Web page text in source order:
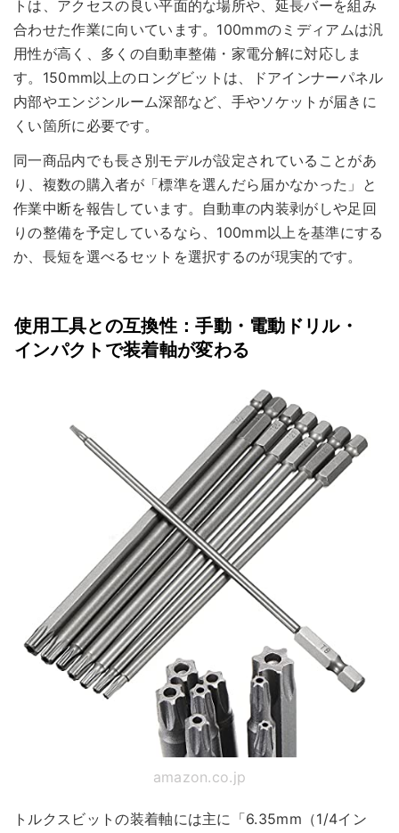
トは、アクセスの良い平面的な場所や、延長バーを組み
合わせた作業に向いています。100mmのミディアムは汎
用性が高く、多くの自動車整備・家電分解に対応しま
す。150mm以上のロングビットは、ドアインナーパネル
内部やエンジンルーム深部など、手やソケットが届きに
くい箇所に必要です。
同一商品内でも長さ別モデルが設定されていることがあ
り、複数の購入者が「標準を選んだら届かなかった」と
作業中断を報告しています。自動車の内装剥がしや足回
りの整備を予定しているなら、100mm以上を基準にする
か、長短を選べるセットを選択するのが現実的です。
使用工具との互換性：手動・電動ドリル・
インパクトで装着軸が変わる
amazon.co.jp
トルクスビットの装着軸には主に「6.35mm（1/4イン